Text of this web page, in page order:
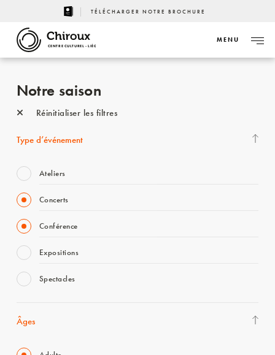
TÉLÉCHARGER NOTRE BROCHURE
CENTRE CULTUREL - LIÈGE
MENU
Notre saison
Réinitialiser les filtres
Type d’événement
Ateliers
Concerts
Conférence
Expositions
Spectacles
Âges